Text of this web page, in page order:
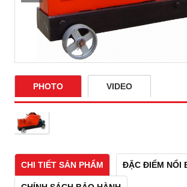
PHOTO VIDEO
CHI TIẾT SẢN PHẨM ĐẶC ĐIỂM NỔI